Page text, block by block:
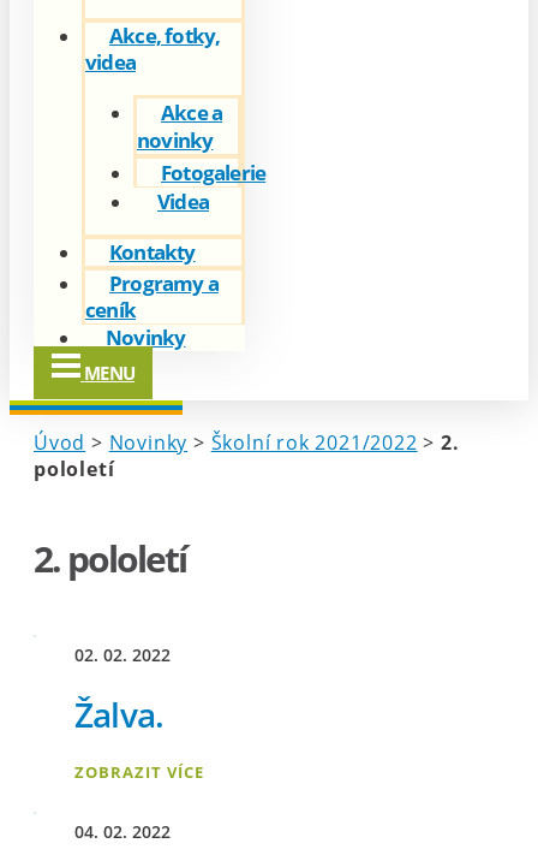
Akce, fotky,
videa
Akce a
novinky
Fotogalerie
Videa
Kontakty
Programy a
ceník
Novinky
MENU
Úvod > Novinky > Školní rok 2021/2022 >2.
pololetí
2. pololetí
02. 02. 2022
Žalva.
ZOBRAZIT VÍCE
04. 02. 2022